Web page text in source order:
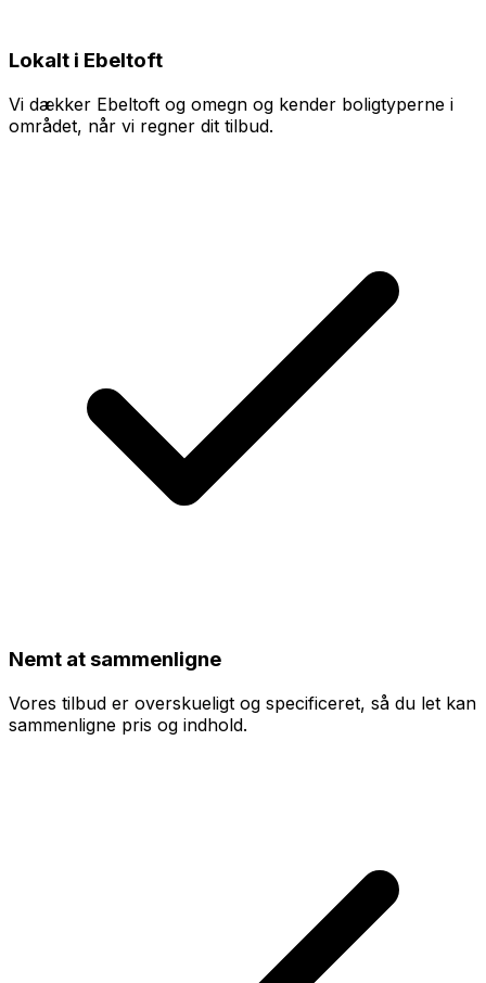
Lokalt i Ebeltoft
Vi dækker Ebeltoft og omegn og kender boligtyperne i
området, når vi regner dit tilbud.
Nemt at sammenligne
Vores tilbud er overskueligt og specificeret, så du let kan
sammenligne pris og indhold.